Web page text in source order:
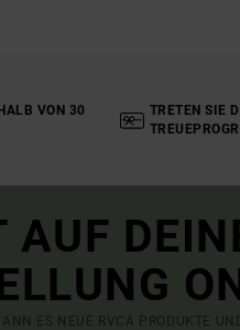
VON 30
TRETEN SIE
AUF
ES NEUE RVCA PRODUKTE